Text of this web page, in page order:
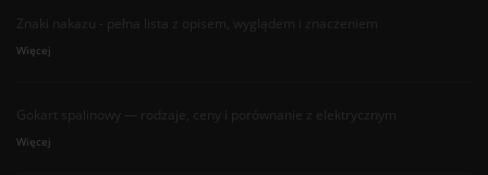
Znaki nakazu - pełna lista z opisem, wyglądem i znaczeniem
Więcej
Gokart spalinowy — rodzaje, ceny i porównanie z elektrycznym
Więcej